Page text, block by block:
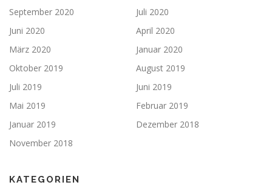
September 2020
Juli 2020
Juni 2020
April 2020
März 2020
Januar 2020
Oktober 2019
August 2019
Juli 2019
Juni 2019
Mai 2019
Februar 2019
Januar 2019
Dezember 2018
November 2018
KATEGORIEN